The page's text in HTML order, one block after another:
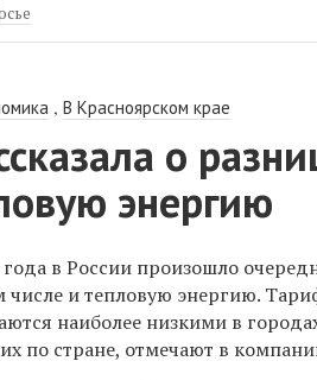
,В Красноярском крае
о
энергию
в России произошло
числе и тепловую энергию.
наиболее низкими в
по стране, отмечают в